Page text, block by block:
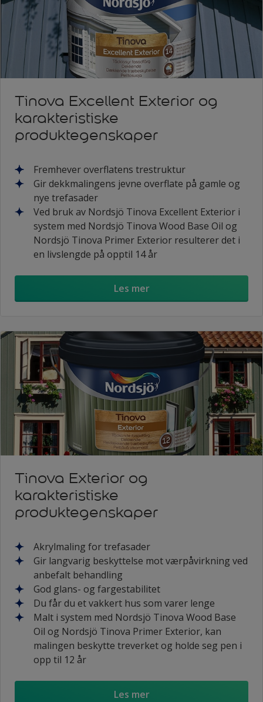
Tinova Excellent Exterior og
karakteristiske
produktegenskaper
Fremhever overflatens trestruktur
Gir dekkmalingens jevne overflate på gamle og
nye trefasader
Ved bruk av Nordsjö Tinova Excellent Exterior i
system med Nordsjö Tinova Wood Base Oil og
Nordsjö Tinova Primer Exterior resulterer det i
en livslengde på opptil 14 år
Les mer
Tinova Exterior og
karakteristiske
produktegenskaper
Akrylmaling for trefasader
Gir langvarig beskyttelse mot værpåvirkning ved
anbefalt behandling
God glans- og fargestabilitet
Du får du et vakkert hus som varer lenge
Malt i system med Nordsjö Tinova Wood Base
Oil og Nordsjö Tinova Primer Exterior, kan
malingen beskytte treverket og holde seg pen i
opp til 12 år
Les mer